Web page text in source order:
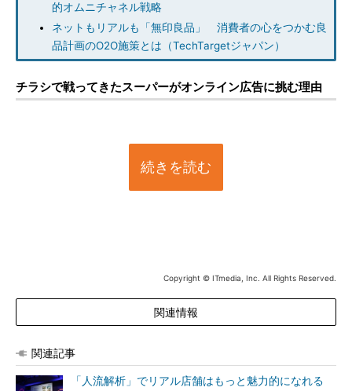
的オムニチャネル戦略
ネットもリアルも「無印良品」 消費者の心をつかむ良
品計画のO2O施策とは（TechTargetジャパン）
チラシで戦ってきたスーパーがオンライン広告に挑む理由
続きを読む
Copyright © ITmedia, Inc. All Rights Reserved.
関連情報
関連記事
「人流解析」でリアル店舗はもっと魅力的になれる